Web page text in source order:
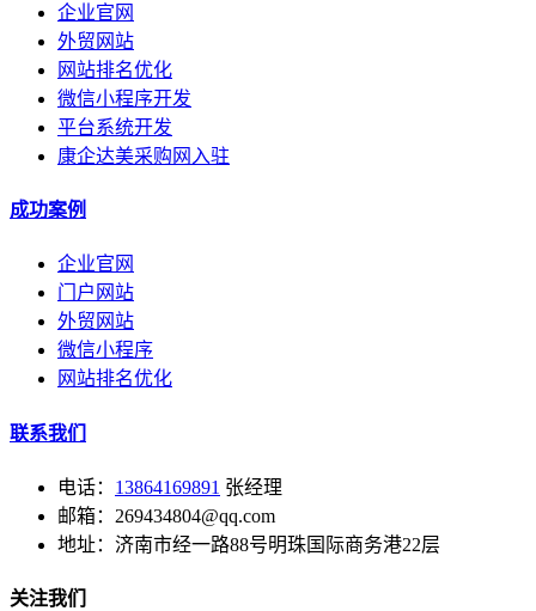
企业官网
外贸网站
网站排名优化
微信小程序开发
平台系统开发
康企达美采购网入驻
成功案例
企业官网
门户网站
外贸网站
微信小程序
网站排名优化
联系我们
电话： 13864169891 张经理
邮箱：269434804@qq.com
地址：济南市经一路88号明珠国际商务港22层
关注我们